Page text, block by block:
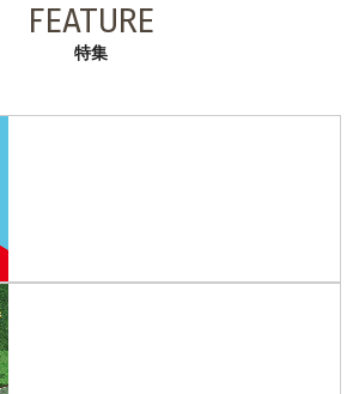
FEATURE
特集